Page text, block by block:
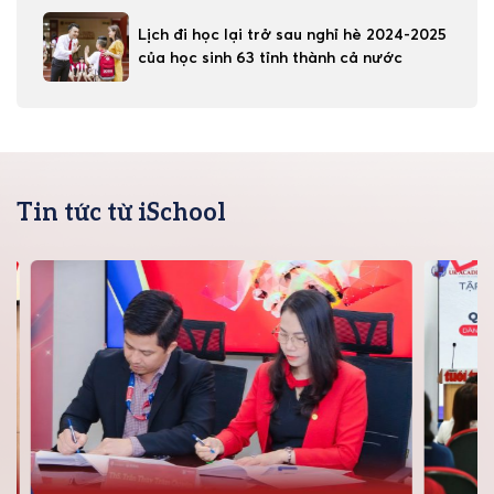
Lịch đi học lại trở sau nghỉ hè 2024-2025
của học sinh 63 tỉnh thành cả nước
Tin tức từ iSchool